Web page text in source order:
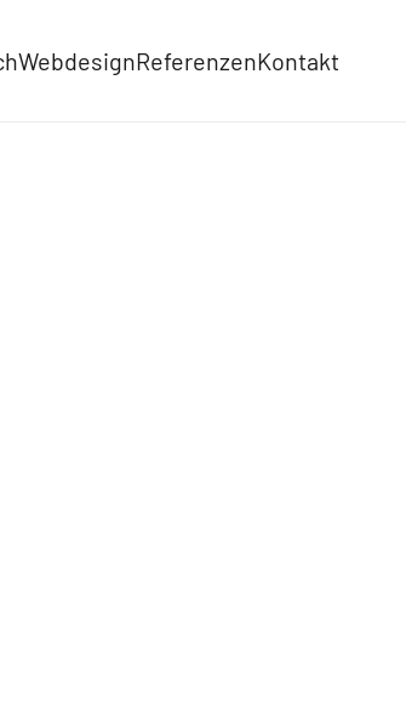
WebdesignReferenzenKontakt